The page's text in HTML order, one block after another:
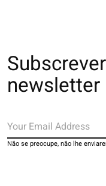
newsletter
Não se preocupe, não lhe